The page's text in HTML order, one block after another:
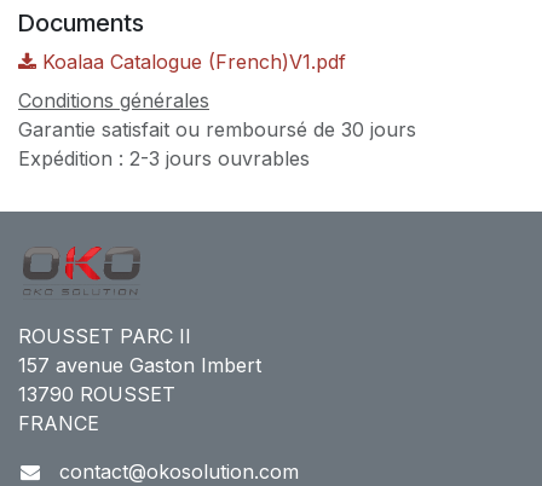
Documents
Koalaa Catalogue (French)V1.pdf
Conditions générales
Garantie satisfait ou remboursé de 30 jours
Expédition : 2-3 jours ouvrables
ROUSSET PARC II
157 avenue Gaston Imbert
13790 ROUSSET
FRANCE
contact@okosolution.com